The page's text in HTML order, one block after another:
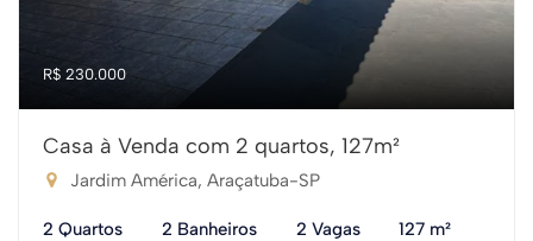
R$ 230.000
Casa à Venda com 2 quartos, 127m²
Jardim América, Araçatuba-SP
2 Quartos 2 Banheiros 2 Vagas 127 m²